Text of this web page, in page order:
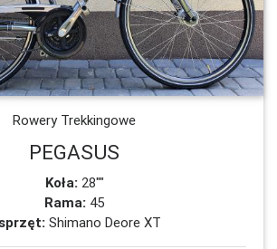
Rowery Trekkingowe
PEGASUS
Koła: 28""
Rama: 45
Shimano Deore XT